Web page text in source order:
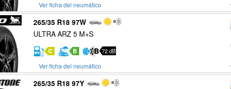
Ver ficha del neumático
265/35 R18 97W
ULTRA ARZ 5 M+S
C B 72 dB
Ver ficha del neumático
265/35 R18 97Y